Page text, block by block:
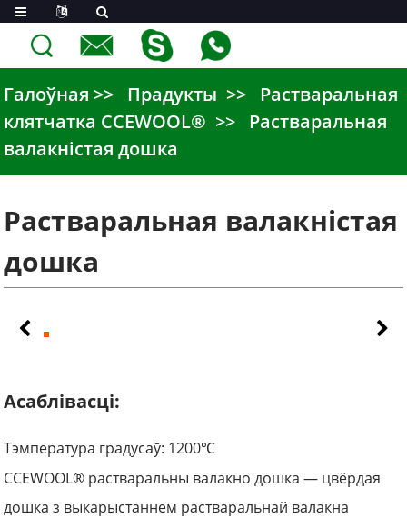
Галоўная Прадукты
Растваральная
клятчатка CCEWOOL®
Растваральная
валакністая дошка
Растваральная валакністая
дошка
Асаблівасці:
Тэмпература градусаў: 1200℃
CCEWOOL® растваральны валакно дошка — цвёрдая
дошка з выкарыстаннем растваральнай валакна